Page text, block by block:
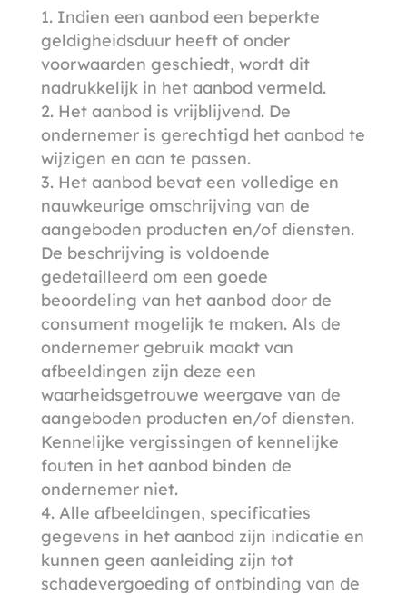
Indien een aanbod een beperkte
geldigheidsduur heeft of onder
voorwaarden geschiedt, wordt dit
nadrukkelijk in het aanbod vermeld.
Het aanbod is vrijblijvend. De
ondernemer is gerechtigd het aanbod te
wijzigen en aan te passen.
Het aanbod bevat een volledige en
nauwkeurige omschrijving van de
aangeboden producten en/of diensten.
De beschrijving is voldoende
gedetailleerd om een goede
beoordeling van het aanbod door de
consument mogelijk te maken. Als de
ondernemer gebruik maakt van
afbeeldingen zijn deze een
waarheidsgetrouwe weergave van de
aangeboden producten en/of diensten.
Kennelijke vergissingen of kennelijke
fouten in het aanbod binden de
ondernemer niet.
Alle afbeeldingen, specificaties
gegevens in het aanbod zijn indicatie en
kunnen geen aanleiding zijn tot
schadevergoeding of ontbinding van de